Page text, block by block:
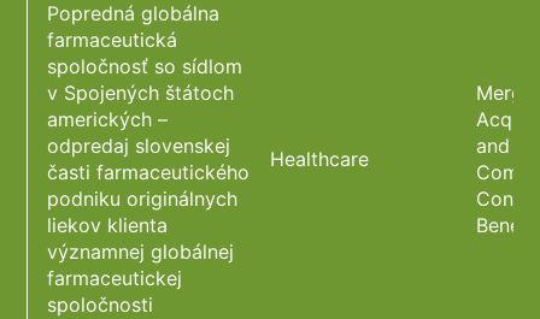
Popredná globálna
farmaceutická
spoločnosť so sídlom
v Spojených štátoch
amerických –
odpredaj slovenskej
časti farmaceutického
podniku originálnych
liekov klienta
významnej globálnej
farmaceutickej
spoločnosti
Healthcare
and